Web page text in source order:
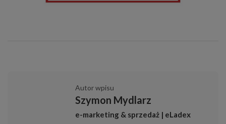
Autor wpisu
Szymon Mydlarz
e-marketing & sprzedaż | eLadex